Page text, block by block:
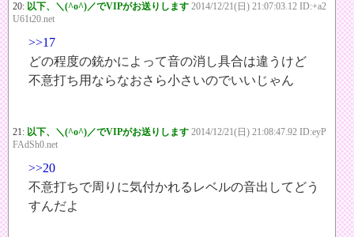
20: 以下、＼(^o^)／でVIPがお送りします 2014/12/21(日) 21:07:03.12 ID:+a2
U61t20.net
>>17
どの程度の銃かによって音の消し具合は違うけど
不意打ち用ならなおさら小さいのでいいじゃん
21: 以下、＼(^o^)／でVIPがお送りします 2014/12/21(日) 21:08:47.92 ID:eyP
FAdSh0.net
>>20
不意打ちで周りに気付かれるレベルの音出してどう
すんだよ